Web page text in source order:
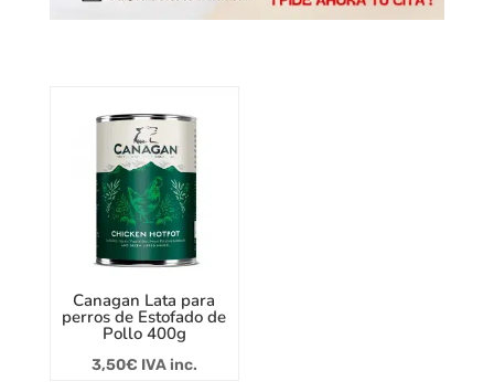
Canagan Lata para
perros de Estofado de
Pollo 400g
3,50€ IVA inc.